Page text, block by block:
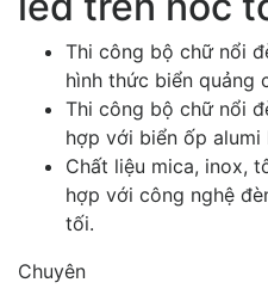
Thi công bộ chữ nổi
hình thức biển quảng
Thi công bộ chữ nổi
hợp với biển ốp
Chất liệu mica, inox,
hợp với công nghệ
tối.
Chuyên